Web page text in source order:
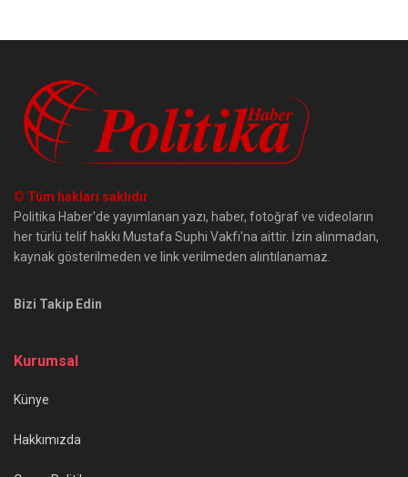
© Tüm hakları saklıdır
Politika Haber'de yayımlanan yazı, haber, fotoğraf ve videoların
her türlü telif hakkı Mustafa Suphi Vakfı'na aittir. İzin alınmadan,
kaynak gösterilmeden ve link verilmeden alıntılanamaz.
Bizi Takip Edin
Kurumsal
Künye
Hakkımızda